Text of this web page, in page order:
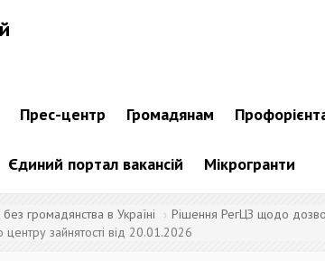
Прес-центр Громадянам
Єдиний портал вакансій Мікрогранти
громадянства в Україні
Рішення РегЦЗ щодо
зайнятості від 20.01.2026